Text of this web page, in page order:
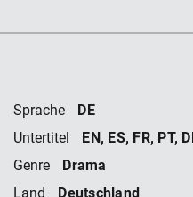
Sprache DE
Untertitel EN, ES, FR, PT,
Genre Drama
Land Deutschland